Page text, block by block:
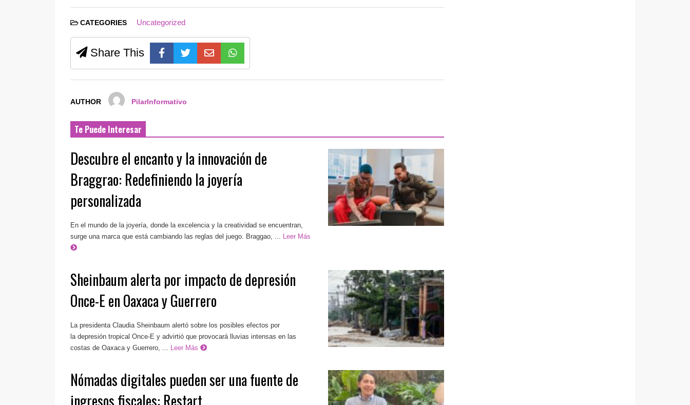
CATEGORIES Uncategorized
Share This
AUTHOR PilarInformativo
Te Puede Interesar
Descubre el encanto y la innovación de
Braggrao: Redefiniendo la joyería
personalizada
En el mundo de la joyería, donde la excelencia y la creatividad se encuentran,
surge una marca que está cambiando las reglas del juego. Braggao, ... Leer Más
Sheinbaum alerta por impacto de depresión
Once-E en Oaxaca y Guerrero
La presidenta Claudia Sheinbaum alertó sobre los posibles efectos por
la depresión tropical Once-E y advirtió que provocará lluvias intensas en las
costas de Oaxaca y Guerrero, ...
Leer Más
Nómadas digitales pueden ser una fuente de
ingresos fiscales: Restart